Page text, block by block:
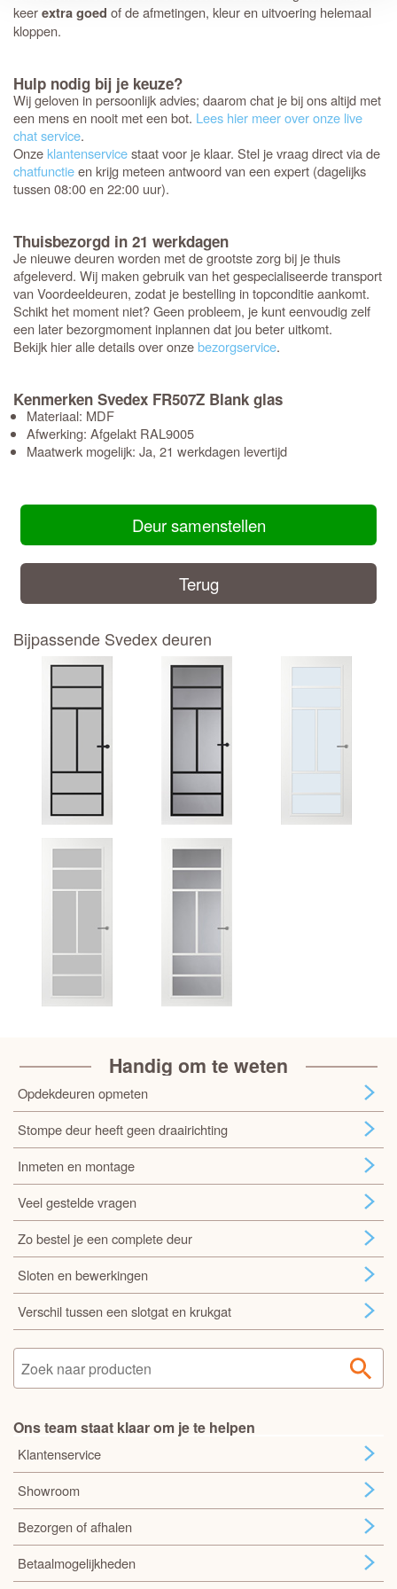
keerextra goed of de afmetingen, kleur en uitvoering helemaal
kloppen.
Hulp nodig bij je keuze?
Wij geloven in persoonlijk advies; daarom chat je bij ons altijd met
een mens en nooit met een bot. Lees hier meer over onze live
chat service.
Onzeklantenservicestaat voor je klaar. Stel je vraag direct via de
chatfunctieen krijg meteen antwoord van een expert (dagelijks
tussen 08:00 en 22:00 uur).
Thuisbezorgd in 21 werkdagen
Je nieuwe deuren worden met de grootste zorg bij je thuis
afgeleverd. Wij maken gebruik van het gespecialiseerde transport
van Voordeeldeuren, zodat je bestelling in topconditie aankomt.
Schikt het moment niet? Geen probleem, je kunt eenvoudig zelf
een later bezorgmoment inplannen dat jou beter uitkomt.
Bekijk hier alle details over onzebezorgservice.
Kenmerken Svedex FR507Z Blank glas
Materiaal: MDF
Afwerking: Afgelakt RAL9005
Maatwerk mogelijk: Ja, 21 werkdagen levertijd
Deur samenstellen
Terug
Bijpassende Svedex deuren
Handig om te weten
Opdekdeuren opmeten
Stompe deur heeft geen draairichting
Inmeten en montage
Veel gestelde vragen
Zo bestel je een complete deur
Sloten en bewerkingen
Verschil tussen een slotgat en krukgat
Ons team staat klaar om je te helpen
Klantenservice
Showroom
Bezorgen of afhalen
Betaalmogelijkheden